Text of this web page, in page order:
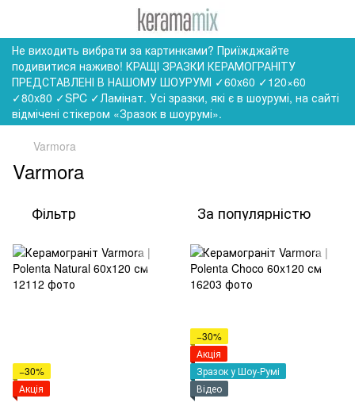
Не виходить вибрати за картинками? Приїжджайте
подивитися наживо! КРАЩІ ЗРАЗКИ КЕРАМОГРАНІТУ
ПРЕДСТАВЛЕНІ В НАШОМУ ШОУРУМІ ✓60x60 ✓120×60
✓80x80 ✓SPC ✓Ламінат. Усі зразки, які є в шоурумі, на сайті
відмічені стікером «Зразок в шоурумі».
Varmora
Varmora
Фільтр За популярністю
−30%
Акція
−30%
Акція
Зразок у Шоу-Румі
Відео